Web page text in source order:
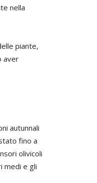
nella
piante,
aver
autunnali
fino a
olivicoli
medi e gli